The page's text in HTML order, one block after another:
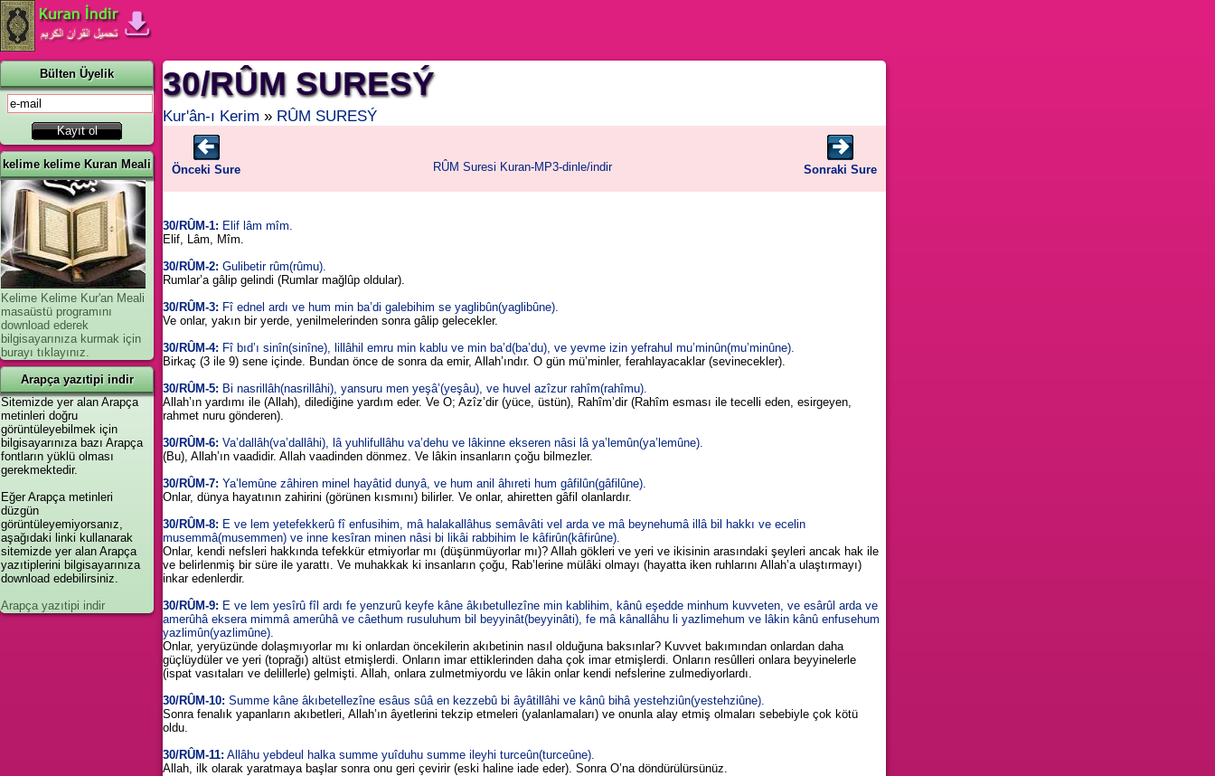
30/RÛM SURESÝ
Kur'ân-ı Kerim » RÛM SURESÝ
Önceki Sure Sonraki Sure
RÛM Suresi Kuran-MP3-dinle/indir
30/RÛM-1: Elif lâm mîm.
Elif, Lâm, Mîm.
30/RÛM-2: Gulibetir rûm(rûmu).
Rumlar’a gâlip gelindi (Rumlar mağlûp oldular).
30/RÛM-3: Fî ednel ardı ve hum min ba’di galebihim se yaglibûn(yaglibûne).
Ve onlar, yakın bir yerde, yenilmelerinden sonra gâlip gelecekler.
30/RÛM-4: Fî bıd’ı sinîn(sinîne), lillâhil emru min kablu ve min ba’d(ba’du), ve yevme izin yefrahul mu’minûn(mu’minûne).
Birkaç (3 ile 9) sene içinde. Bundan önce de sonra da emir, Allah’ındır. O gün mü’minler, ferahlayacaklar (sevinecekler).
30/RÛM-5: Bi nasrillâh(nasrillâhi), yansuru men yeşâ’(yeşâu), ve huvel azîzur rahîm(rahîmu).
Allah’ın yardımı ile (Allah), dilediğine yardım eder. Ve O; Azîz’dir (yüce, üstün), Rahîm’dir (Rahîm esması ile tecelli eden, esirgeyen,
rahmet nuru gönderen).
30/RÛM-6: Va’dallâh(va’dallâhi), lâ yuhlifullâhu va’dehu ve lâkinne ekseren nâsi lâ ya’lemûn(ya’lemûne).
(Bu), Allah’ın vaadidir. Allah vaadinden dönmez. Ve lâkin insanların çoğu bilmezler.
30/RÛM-7: Ya’lemûne zâhiren minel hayâtid dunyâ, ve hum anil âhıreti hum gâfilûn(gâfilûne).
Onlar, dünya hayatının zahirini (görünen kısmını) bilirler. Ve onlar, ahiretten gâfil olanlardır.
30/RÛM-8: E ve lem yetefekkerû fî enfusihim, mâ halakallâhus semâvâti vel arda ve mâ beynehumâ illâ bil hakkı ve ecelin
musemmâ(musemmen) ve inne kesîran minen nâsi bi likâi rabbihim le kâfirûn(kâfirûne).
Onlar, kendi nefsleri hakkında tefekkür etmiyorlar mı (düşünmüyorlar mı)? Allah gökleri ve yeri ve ikisinin arasındaki şeyleri ancak hak ile
ve belirlenmiş bir süre ile yarattı. Ve muhakkak ki insanların çoğu, Rab’lerine mülâki olmayı (hayatta iken ruhlarını Allah’a ulaştırmayı)
inkar edenlerdir.
30/RÛM-9: E ve lem yesîrû fîl ardı fe yenzurû keyfe kâne âkıbetullezîne min kablihim, kânû eşedde minhum kuvveten, ve esârûl arda ve
amerûhâ eksera mimmâ amerûhâ ve câethum rusuluhum bil beyyinât(beyyinâti), fe mâ kânallâhu li yazlimehum ve lâkin kânû enfusehum
yazlimûn(yazlimûne).
Onlar, yeryüzünde dolaşmıyorlar mı ki onlardan öncekilerin akıbetinin nasıl olduğuna baksınlar? Kuvvet bakımından onlardan daha
güçlüydüler ve yeri (toprağı) altüst etmişlerdi. Onların imar ettiklerinden daha çok imar etmişlerdi. Onların resûlleri onlara beyyinelerle
(ispat vasıtaları ve delillerle) gelmişti. Allah, onlara zulmetmiyordu ve lâkin onlar kendi nefslerine zulmediyorlardı.
30/RÛM-10: Summe kâne âkıbetellezîne esâus sûâ en kezzebû bi âyâtillâhi ve kânû bihâ yestehziûn(yestehziûne).
Sonra fenalık yapanların akıbetleri, Allah’ın âyetlerini tekzip etmeleri (yalanlamaları) ve onunla alay etmiş olmaları sebebiyle çok kötü
oldu.
30/RÛM-11: Allâhu yebdeul halka summe yuîduhu summe ileyhi turceûn(turceûne).
Allah, ilk olarak yaratmaya başlar sonra onu geri çevirir (eski haline iade eder). Sonra O’na döndürülürsünüz.
Bülten Üyelik
kelime kelime Kuran Meali
Kelime Kelime Kur'an Meali
masaüstü programını
download ederek
bilgisayarınıza kurmak için
burayı tıklayınız.
Arapça yazıtipi indir
Sitemizde yer alan Arapça
metinleri doğru
görüntüleyebilmek için
bilgisayarınıza bazı Arapça
fontların yüklü olması
gerekmektedir.
Eğer Arapça metinleri
düzgün
görüntüleyemiyorsanız,
aşağıdaki linki kullanarak
sitemizde yer alan Arapça
yazıtiplerini bilgisayarınıza
download edebilirsiniz.
Arapça yazıtipi indir